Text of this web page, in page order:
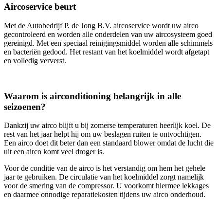
Aircoservice beurt
Met de Autobedrijf P. de Jong B.V. aircoservice wordt uw airco
gecontroleerd en worden alle onderdelen van uw aircosysteem goed
gereinigd. Met een speciaal reinigingsmiddel worden alle schimmels
en bacteriën gedood. Het restant van het koelmiddel wordt afgetapt
en volledig ververst.
Waarom is airconditioning belangrijk in alle
seizoenen?
Dankzij uw airco blijft u bij zomerse temperaturen heerlijk koel. De
rest van het jaar helpt hij om uw beslagen ruiten te ontvochtigen.
Een airco doet dit beter dan een standaard blower omdat de lucht die
uit een airco komt veel droger is.
Voor de conditie van de airco is het verstandig om hem het gehele
jaar te gebruiken. De circulatie van het koelmiddel zorgt namelijk
voor de smering van de compressor. U voorkomt hiermee lekkages
en daarmee onnodige reparatiekosten tijdens uw airco onderhoud.